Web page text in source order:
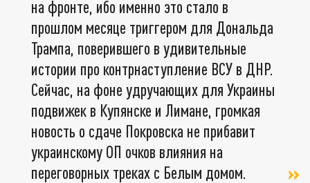
на фронте, ибо именно это стало в
прошлом месяце триггером для Дональда
Трампа, поверившего в удивительные
истории про контрнаступление ВСУ в ДНР.
Сейчас, на фоне удручающих для Украины
подвижек в Купянске и Лимане, громкая
новость о сдаче Покровска не прибавит
украинскому ОП очков влияния на
переговорных треках с Белым домом.